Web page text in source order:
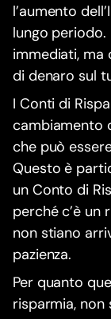
l’aumento
lungo
immediati, ma
di denaro sul
I Conti di
cambiamento
che può
Questo è
un Conto di
perché c’è un
non stiano
pazienza.
Per quanto
risparmia,